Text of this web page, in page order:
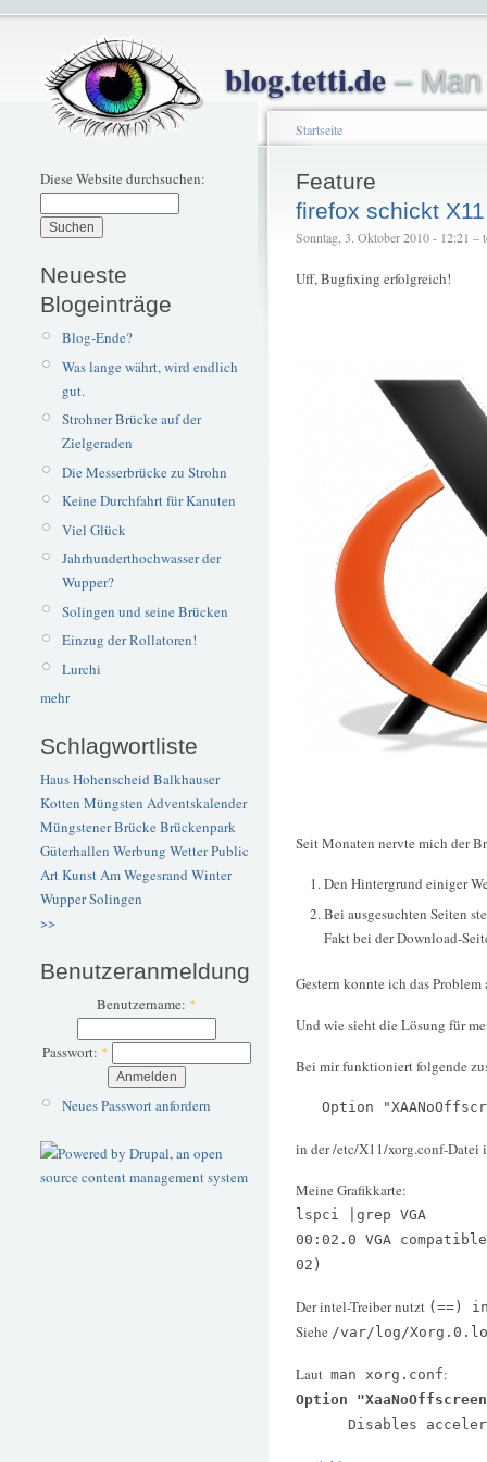
blog.tetti.de– Man
Diese Website durchsuchen:
Neueste
Blogeinträge
Blog-Ende?
Was lange währt, wird endlich
gut.
Strohner Brücke auf der
Zielgeraden
Die Messerbrücke zu Strohn
Keine Durchfahrt für Kanuten
Viel Glück
Jahrhunderthochwasser der
Wupper?
Solingen und seine Brücken
Einzug der Rollatoren!
Lurchi
mehr
Schlagwortliste
Haus Hohenscheid Balkhauser
Kotten Müngsten Adventskalender
Müngstener BrückeBrückenpark
Güterhallen Werbung WetterPublic
ArtKunstAm Wegesrand Winter
WupperSolingen
>>
Benutzeranmeldung
Benutzername: *
Passwort: *
Neues Passwort anfordern
Startseite
Feature
firefox schickt
Sonntag, 3. Oktober 2010 - 12:21 –
Uff, Bugfixing erfolgreich!
Seit Monaten nervte mich der
Den Hintergrund einiger
Bei ausgesuchten Seiten
Fakt bei der Download-
Gestern konnte ich das
Und wie sieht die Lösung für
Bei mir funktioniert folgende
Option
in der /etc/X11/xorg.conf-Datei
Meine Grafikkarte:
lspci |grep VGA
00:02.0 VGA
02)
Der intel-Treiber nutzt (==)
Siehe /var/log/
Laut man xorg.conf:
Option
Disables